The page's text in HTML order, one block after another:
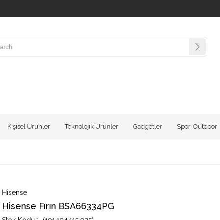
Kişisel Ürünler Teknolojik Ürünler Gadgetler Spor-Outdoor
Hisense
Hisense Fırın BSA66334PG